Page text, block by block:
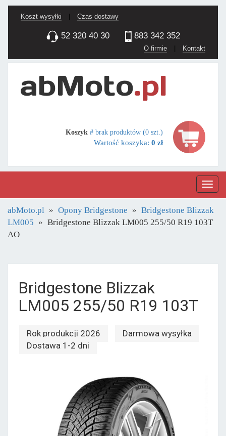
Koszt wysyłki Czas dostawy
52 320 40 30 883 342 352
O firmie | Kontakt
Koszyk # brak produktów (0 szt.)
Wartość koszyka: 0 zł
abMoto.pl Opony Bridgestone
Bridgestone Blizzak
LM005
Bridgestone Blizzak LM005 255/50 R19 103T
AO
Bridgestone Blizzak
LM005 255/50 R19 103T
Rok produkcji 2026
Darmowa wysyłka
Dostawa 1-2 dni